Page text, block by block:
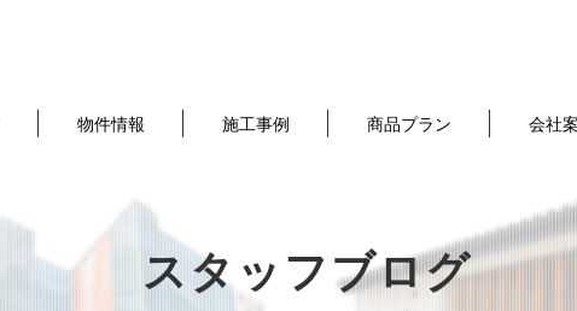
物件情報 施工事例 商品プラン 会社
スタッフブログ